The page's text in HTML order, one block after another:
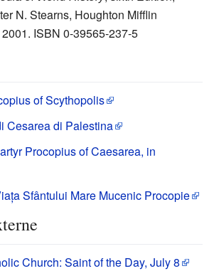
N. Stearns, Houghton Mifflin
ISBN 0-39565-237-5
of Scythopolis
Cesarea di Palestina
Procopius of Caesarea, in
Sfântului Mare Mucenic Procopie
Church: Saint of the Day, July 8